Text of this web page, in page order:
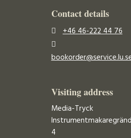
Contact details
+46 46-222 44 76
Visiting address
Media-Tryck
4